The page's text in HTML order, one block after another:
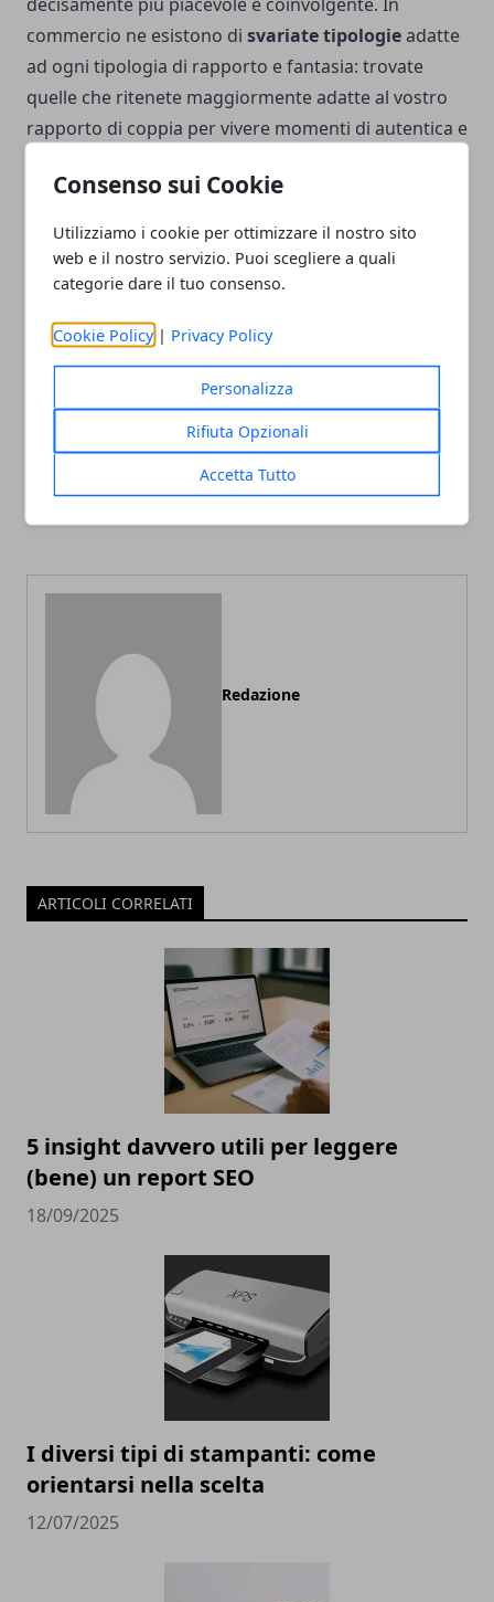
Consenso sui Cookie
Utilizziamo i cookie per ottimizzare il nostro sito
web e il nostro servizio. Puoi scegliere a quali
categorie dare il tuo consenso.
Cookie Policy | Privacy Policy
Personalizza
Rifiuta Opzionali
Accetta Tutto
commercio ne esistono di svariate tipologieadatte
ad ogni tipologia di rapporto e fantasia: trovate
quelle che ritenete maggiormente adatte al vostro
rapporto di coppia per vivere momenti di autentica e
Applique per bagno
moderno, tutto quello che
c'è da sapere
I vantaggi del frequentare
esercizi, metodi,
certificazioni
Redazione
ARTICOLI CORRELATI
5 insight davvero utili per leggere
(bene) un report SEO
18/09/2025
I diversi tipi di stampanti: come
orientarsi nella scelta
12/07/2025